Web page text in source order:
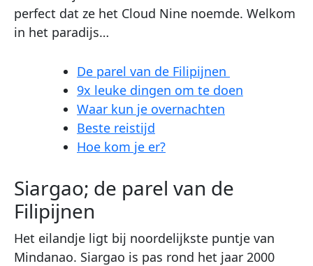
perfect dat ze het Cloud Nine noemde. Welkom
in het paradijs…
De parel van de Filipijnen
9x leuke dingen om te doen
Waar kun je overnachten
Beste reistijd
Hoe kom je er?
Siargao; de parel van de
Filipijnen
Het eilandje ligt bij noordelijkste puntje van
Mindanao. Siargao is pas rond het jaar 2000